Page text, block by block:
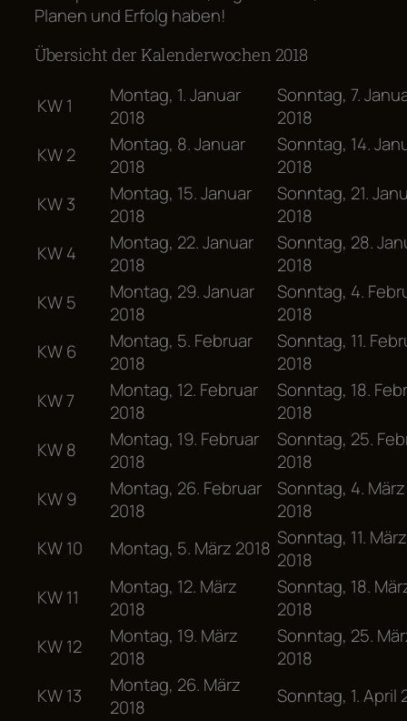
Planen und Erfolg haben!
Übersicht der Kalenderwochen 2018
KW 1
Montag, 1. Januar
2018
Sonntag, 7.
2018
KW 2
Montag, 8. Januar
2018
Sonntag, 14.
2018
KW 3
Montag, 15. Januar
2018
Sonntag, 21.
2018
KW 4
Montag, 22. Januar
2018
Sonntag, 28.
2018
KW 5
Montag, 29. Januar
2018
Sonntag, 4.
2018
KW 6
Montag, 5. Februar
2018
Sonntag, 11.
2018
KW 7
Montag, 12. Februar
2018
Sonntag, 18.
2018
KW 8
Montag, 19. Februar
2018
Sonntag, 25.
2018
KW 9
Montag, 26. Februar
2018
Sonntag, 4. März
2018
KW 10
Montag, 5. März 2018 Sonntag, 11. März
2018
KW 11
Montag, 12. März
2018
Sonntag, 18.
2018
KW 12
Montag, 19. März
2018
Sonntag, 25.
2018
KW 13
Montag, 26. März
2018
Sonntag, 1. April